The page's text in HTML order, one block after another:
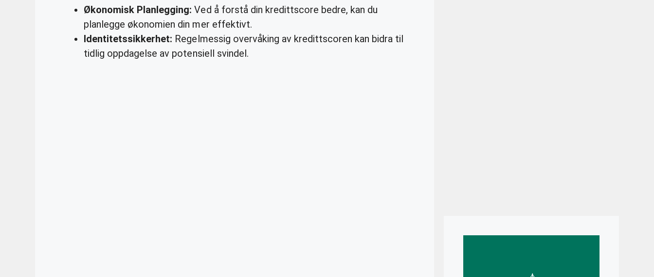
Økonomisk Planlegging: Ved å forstå din kredittscore bedre, kan du
planlegge økonomien din mer effektivt.
Identitetssikkerhet: Regelmessig overvåking av kredittscoren kan bidra til
tidlig oppdagelse av potensiell svindel.